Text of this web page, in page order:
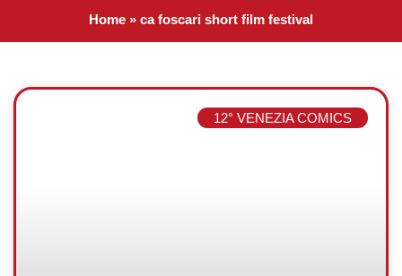
Home » ca foscari short film festival
12° VENEZIA COMICS